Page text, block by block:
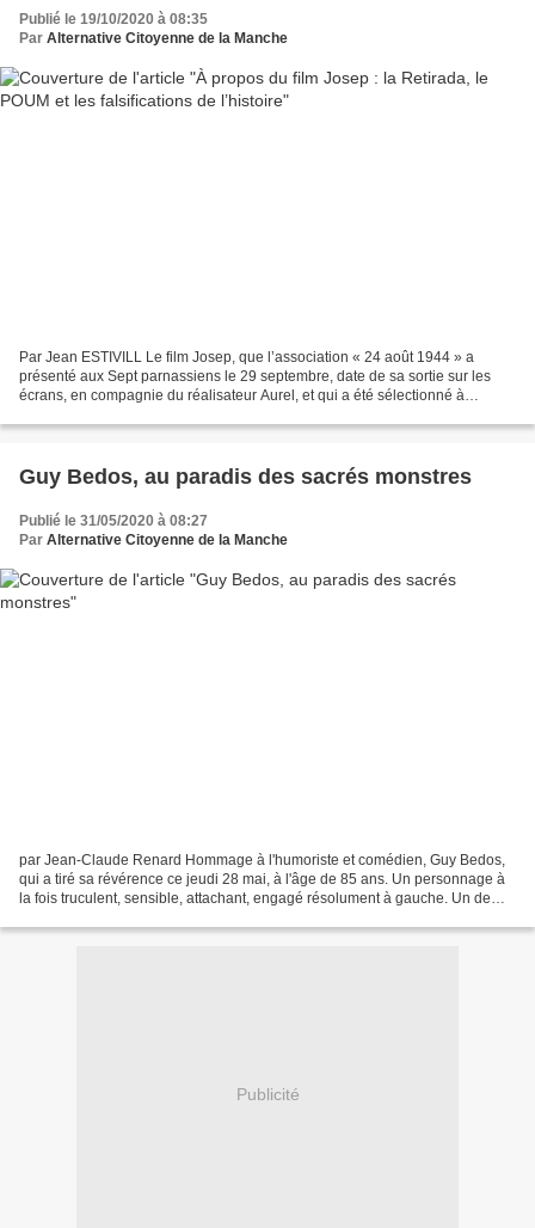
Publié le 19/10/2020 à 08:35
Par Alternative Citoyenne de la Manche
Par Jean ESTIVILL Le film Josep, que l’association « 24 août 1944 » a
présenté aux Sept parnassiens le 29 septembre, date de sa sortie sur les
écrans, en compagnie du réalisateur Aurel, et qui a été sélectionné à
Guy Bedos, au paradis des sacrés monstres
Publié le 31/05/2020 à 08:27
Par Alternative Citoyenne de la Manche
par Jean-Claude Renard Hommage à l'humoriste et comédien, Guy Bedos,
qui a tiré sa révérence ce jeudi 28 mai, à l'âge de 85 ans. Un personnage à
la fois truculent, sensible, attachant, engagé résolument à gauche. Un de
Publicité